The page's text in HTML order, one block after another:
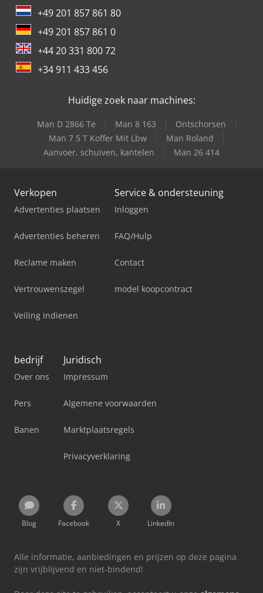
+49 201 857 861 80
+49 201 857 861 0
+44 20 331 800 72
+34 911 433 456
Huidige zoek naar machines:
Man D 2866 Te Man 8 163
Ontschorsen
Man 7 5 T Koffer Mit Lbw
Man Roland
Aanvoer, schuiven, kantelen
Man 26 414
Verkopen
Advertenties plaatsen
Advertenties beheren
Reclame maken
Vertrouwenszegel
Veiling indienen
Service & ondersteuning
Inloggen
FAQ/Hulp
Contact
model koopcontract
bedrijf
Over ons
Pers
Banen
Juridisch
Impressum
Algemene voorwaarden
Marktplaatsregels
Privacyverklaring
Blog Facebook X LinkedIn
Alle informatie, aanbiedingen en prijzen op deze pagina
zijn vrijblijvend en niet-bindend!